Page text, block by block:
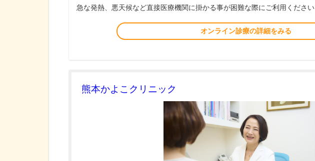
急な発熱、悪天候など直接医療機関に掛かる事が困難な際にご利用ください
オンライン診療の詳細をみる
熊本かよこクリニック